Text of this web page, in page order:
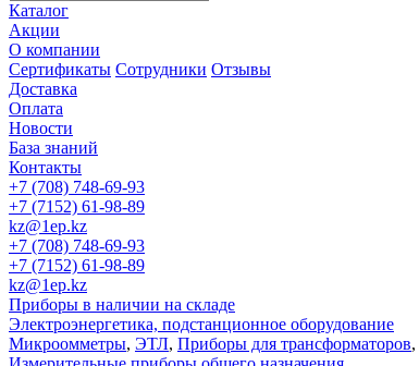
Каталог
Акции
О компании
Сертификаты Сотрудники Отзывы
Доставка
Оплата
Новости
База знаний
Контакты
+7 (708) 748-69-93
+7 (7152) 61-98-89
kz@1ep.kz
+7 (708) 748-69-93
+7 (7152) 61-98-89
kz@1ep.kz
Приборы в наличии на складе
Электроэнергетика, подстанционное оборудование
Микроомметры, ЭТЛ, Приборы для трансформаторов,